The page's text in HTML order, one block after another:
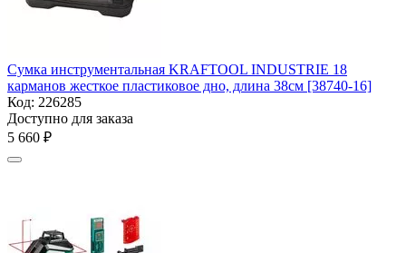
Сумка инструментальная KRAFTOOL INDUSTRIE 18
карманов жесткое пластиковое дно, длина 38см [38740-16]
Код: 226285
Доступно для заказа
5 660 ₽